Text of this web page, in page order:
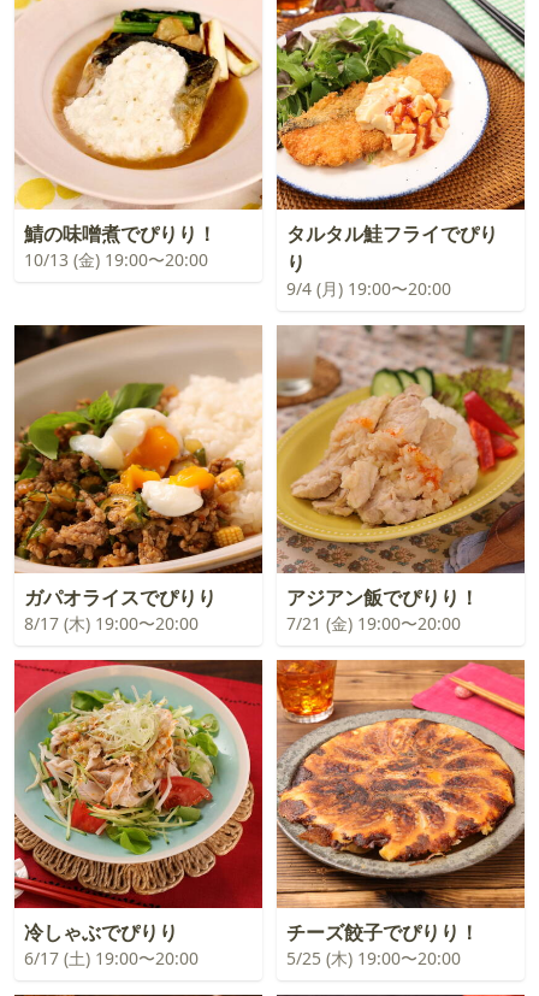
鯖の味噌煮でぴりり！
10/13 (金) 19:00〜20:00
タルタル鮭フライでぴり
り
9/4 (月) 19:00〜20:00
ガパオライスでぴりり
8/17 (木) 19:00〜20:00
アジアン飯でぴりり！
7/21 (金) 19:00〜20:00
冷しゃぶでぴりり
6/17 (土) 19:00〜20:00
チーズ餃子でぴりり！
5/25 (木) 19:00〜20:00